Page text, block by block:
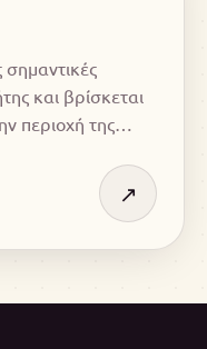
σημαντικές
και βρίσκεται
περιοχή της
↗